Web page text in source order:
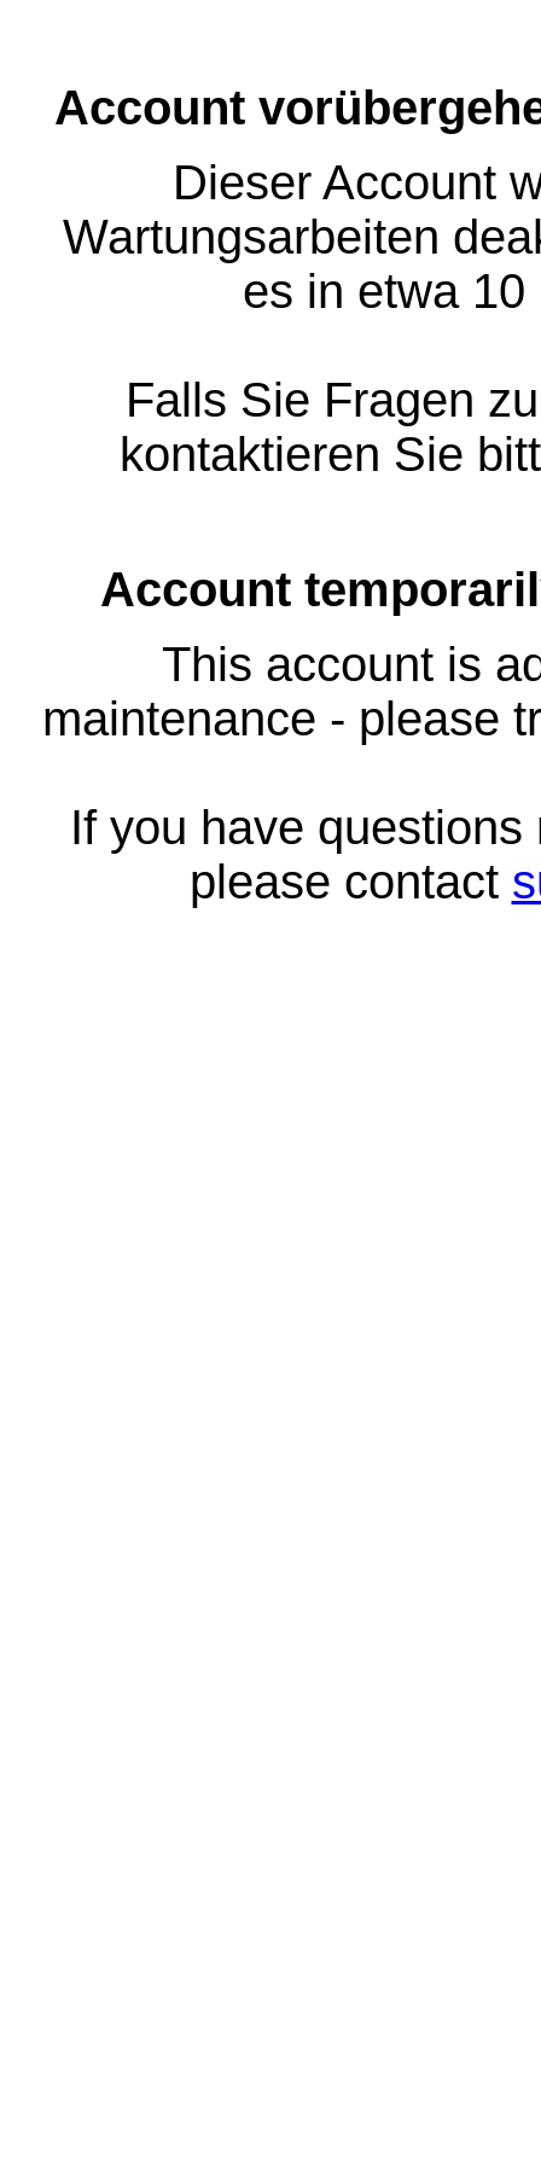
Account
Dieser Account
Wartungsarbeiten
es in etwa
Falls Sie Fragen
kontaktieren Sie
Account
This account is
maintenance - please
If you have
please contact